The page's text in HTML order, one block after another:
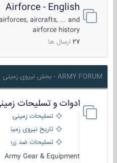
Airforce - English
airforces, aircrafts, ... and
airforce history
27 ارسال ها
ARMY FORUM - بخش نیروی زمینی
ادوات و تسلیحات زمینی
تسلیحات زمینی
تاریخ نیروی زمینی
تسلیحات ضد زره
Army Gear & Equipment